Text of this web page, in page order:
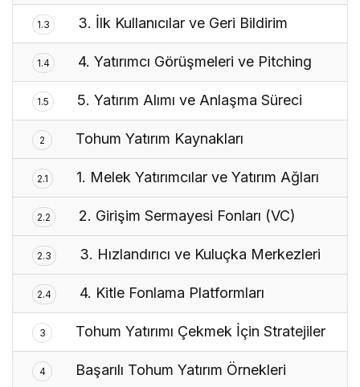
1.3 3. İlk Kullanıcılar ve Geri Bildirim
1.4 4. Yatırımcı Görüşmeleri ve Pitching
1.5 5. Yatırım Alımı ve Anlaşma Süreci
2 Tohum Yatırım Kaynakları
2.1 1. Melek Yatırımcılar ve Yatırım Ağları
2.2 2. Girişim Sermayesi Fonları (VC)
2.3 3. Hızlandırıcı ve Kuluçka Merkezleri
2.4 4. Kitle Fonlama Platformları
3 Tohum Yatırımı Çekmek İçin Stratejiler
4 Başarılı Tohum Yatırım Örnekleri